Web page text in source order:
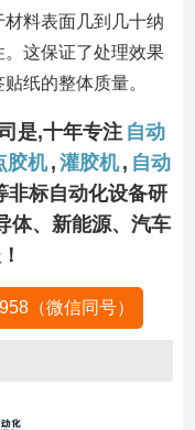
料表面几到几十纳
这保证了处理效果
纸的整体质量。
是,十年专注 自动
胶机 , 灌胶机 , 自动
非标自动化设备研
体、新能源、汽车
（微信同号）